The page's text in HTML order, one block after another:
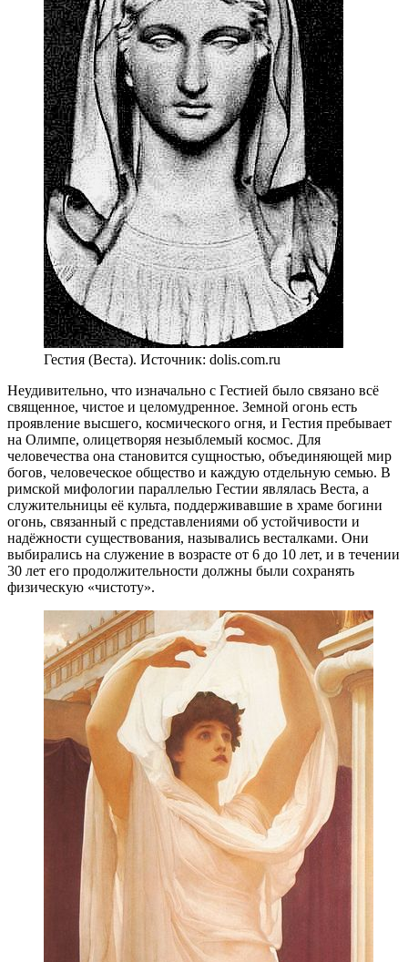
Гестия (Веста). Источник: dolis.com.ru
Неудивительно, что изначально с Гестией было связано всё
священное, чистое и целомудренное. Земной огонь есть
проявление высшего, космического огня, и Гестия пребывает
на Олимпе, олицетворяя незыблемый космос. Для
человечества она становится сущностью, объединяющей мир
богов, человеческое общество и каждую отдельную семью. В
римской мифологии параллелью Гестии являлась Веста, а
служительницы её культа, поддерживавшие в храме богини
огонь, связанный с представлениями об устойчивости и
надёжности существования, назывались весталками. Они
выбирались на служение в возрасте от 6 до 10 лет, и в течении
30 лет его продолжительности должны были сохранять
физическую «чистоту».